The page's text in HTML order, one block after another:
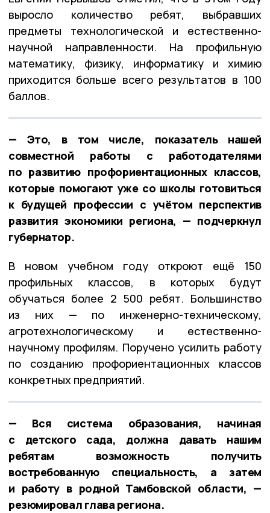
выросло количество ребят, выбравших
предметы технологической и естественно-
научной направленности. На профильную
математику, физику, информатику и химию
приходится больше всего результатов в 100
баллов.
— Это, в том числе, показатель нашей
совместной работы с работодателями
по развитию профориентационных классов,
которые помогают уже со школы готовиться
к будущей профессии с учётом перспектив
развития экономики региона, — подчеркнул
губернатор.
В новом учебном году откроют ещё 150
профильных классов, в которых будут
обучаться более 2 500 ребят. Большинство
из них — по инженерно-техническому,
агротехнологическому и естественно-
научному профилям. Поручено усилить работу
по созданию профориентационных классов
конкретных предприятий.
— Вся система образования, начиная
с детского сада, должна давать нашим
ребятам возможность получить
востребованную специальность, а затем
и работу в родной Тамбовской области, —
резюмировал глава региона.